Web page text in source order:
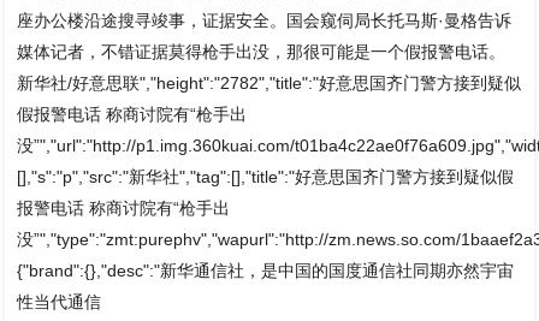
座办公楼沿途搜寻竣事，证据安全。国会窥伺局长托马斯·曼格告诉
媒体记者，不错证据莫得枪手出没，那很可能是一个假报警电话。
新华社/好意思联","height":"2782","title":"好意思国齐门警方接到疑似
假报警电话 称商讨院有“枪手出
没”","url":"http://p1.img.360kuai.com/
[],"s":"p","src":"新华社","tag":[],"title":"好意思国齐门警方接到疑似假
报警电话 称商讨院有“枪手出
没”","type":"zmt:purephv","wapurl":"http://zm.news.so.com/
{"brand":{},"desc":"新华通信社，是中国的国度通信社同期亦然宇宙
性当代通信